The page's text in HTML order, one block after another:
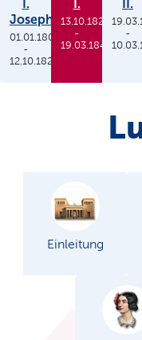
I.
Joseph
01.01.1806
-
12.10.1825
I.
13.10.1825
-
19.03.1848
II.
-
Einleitung